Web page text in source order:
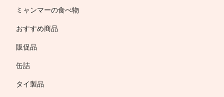
ミャンマーの食べ物
おすすめ商品
販促品
缶詰
タイ製品